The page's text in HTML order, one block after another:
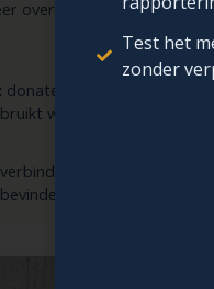
overzicht en controle over
donateurs en peetouders
wordt.
met
Test het
zonder